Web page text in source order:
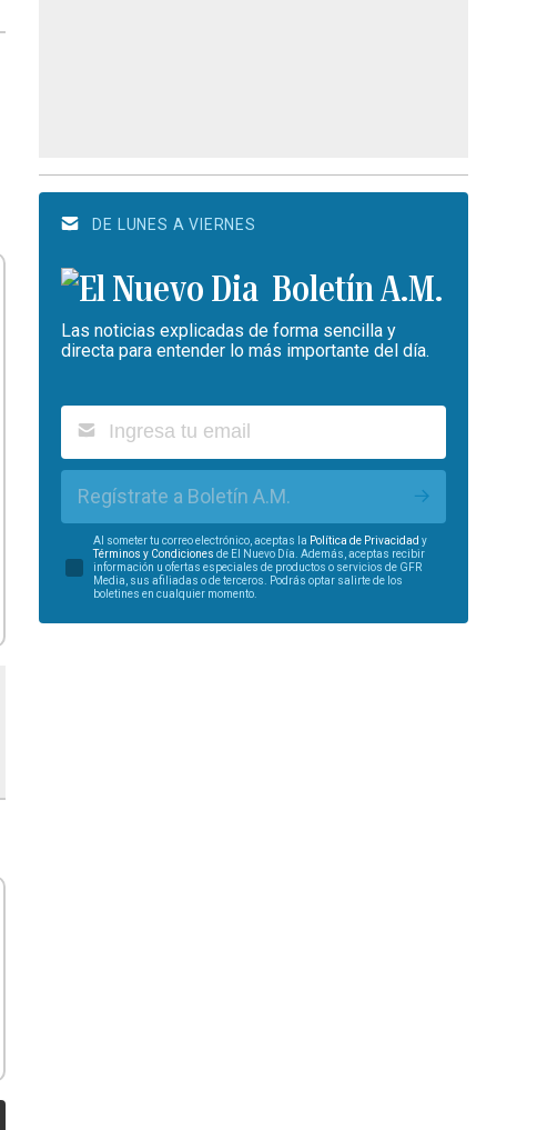
DE LUNES A VIERNES
Boletín A.M.
Las noticias explicadas de forma sencilla y
directa para entender lo más importante del día.
Regístrate a Boletín A.M.
Al someter tu correo electrónico, aceptas la Política de Privacidad y
Términos y Condiciones de El Nuevo Día. Además, aceptas recibir
información u ofertas especiales de productos o servicios de GFR
Media, sus afiliadas o de terceros. Podrás optar salirte de los
boletines en cualquier momento.